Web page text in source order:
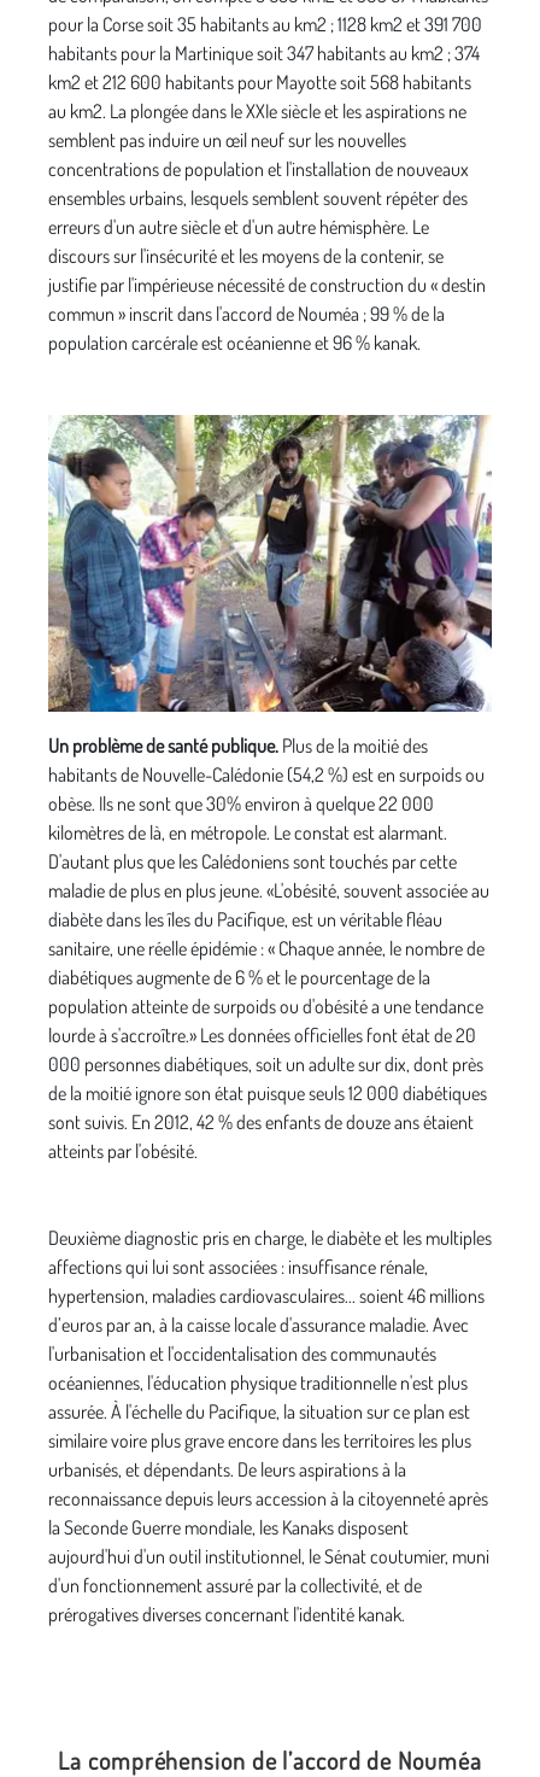
pour la Corse soit 35 habitants au km2 ; 1128 km2 et 391 700
habitants pour la Martinique soit 347 habitants au km2 ; 374
km2 et 212 600 habitants pour Mayotte soit 568 habitants
au km2. La plongée dans le XXIe siècle et les aspirations ne
semblent pas induire un œil neuf sur les nouvelles
concentrations de population et l'installation de nouveaux
ensembles urbains, lesquels semblent souvent répéter des
erreurs d'un autre siècle et d'un autre hémisphère. Le
discours sur l'insécurité et les moyens de la contenir, se
justifie par l'impérieuse nécessité de construction du « destin
commun » inscrit dans l'accord de Nouméa ; 99 % de la
population carcérale est océanienne et 96 % kanak.
Un problème de santé publique. Plus de la moitié des
habitants de Nouvelle-Calédonie (54,2 %) est en surpoids ou
obèse. Ils ne sont que 30% environ à quelque 22 000
kilomètres de là, en métropole. Le constat est alarmant.
D'autant plus que les Calédoniens sont touchés par cette
maladie de plus en plus jeune. «L'obésité, souvent associée au
diabète dans les îles du Pacifique, est un véritable fléau
sanitaire, une réelle épidémie : « Chaque année, le nombre de
diabétiques augmente de 6 % et le pourcentage de la
population atteinte de surpoids ou d'obésité a une tendance
lourde à s'accroître.» Les données officielles font état de 20
000 personnes diabétiques, soit un adulte sur dix, dont près
de la moitié ignore son état puisque seuls 12 000 diabétiques
sont suivis. En 2012, 42 % des enfants de douze ans étaient
atteints par l'obésité.
Deuxième diagnostic pris en charge, le diabète et les multiples
affections qui lui sont associées : insuffisance rénale,
hypertension, maladies cardiovasculaires... soient 46 millions
d’euros par an, à la caisse locale d'assurance maladie. Avec
l'urbanisation et l'occidentalisation des communautés
océaniennes, l'éducation physique traditionnelle n'est plus
assurée. À l'échelle du Pacifique, la situation sur ce plan est
similaire voire plus grave encore dans les territoires les plus
urbanisés, et dépendants. De leurs aspirations à la
reconnaissance depuis leurs accession à la citoyenneté après
la Seconde Guerre mondiale, les Kanaks disposent
aujourd'hui d'un outil institutionnel, le Sénat coutumier, muni
d'un fonctionnement assuré par la collectivité, et de
prérogatives diverses concernant l'identité kanak.
La compréhension de l’accord de Nouméa